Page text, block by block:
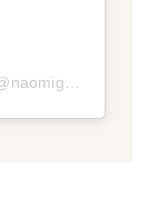
Ein Beitrag geteilt von Naomi Scott (@naomigscott)